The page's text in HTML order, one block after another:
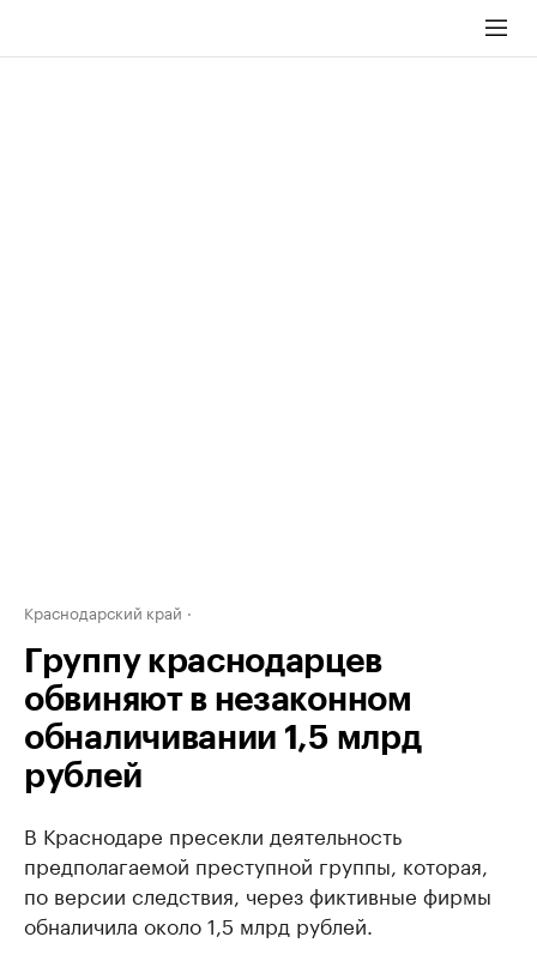
Краснодарский край
Группу краснодарцев
обвиняют в незаконном
обналичивании 1,5 млрд
рублей
В Краснодаре пресекли деятельность
предполагаемой преступной группы, которая,
по версии следствия, через фиктивные фирмы
обналичила около 1,5 млрд рублей.